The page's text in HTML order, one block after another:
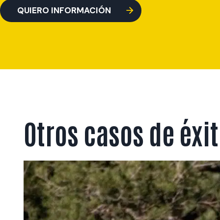
QUIERO INFORMACIÓN
Otros casos de